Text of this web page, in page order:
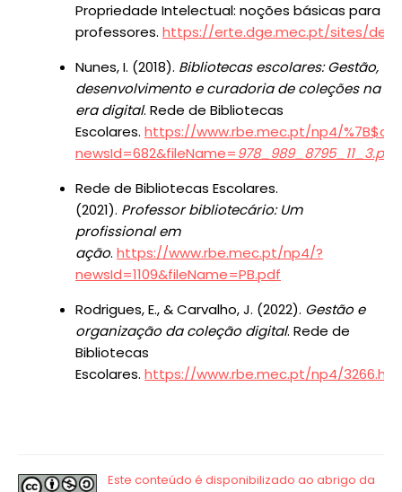
Propriedade Intelectual: noções básicas para
professores. https://erte.dge.mec.pt/sites/
Nunes, I. (2018). Bibliotecas escolares: Gestão,
desenvolvimento e curadoria de coleções na
era digital. Rede de Bibliotecas
Escolares. https://www.rbe.mec.pt/np4/
newsId=682&fileName=978_989_8795_11_3.pdf
Rede de Bibliotecas Escolares.
(2021). Professor bibliotecário: Um
profissional em
ação. https://www.rbe.mec.pt/np4/?
newsId=1109&fileName=PB.pdf
Rodrigues, E., & Carvalho, J. (2022). Gestão e
organização da coleção digital. Rede de
Bibliotecas
Escolares. https://www.rbe.mec.pt/np4/